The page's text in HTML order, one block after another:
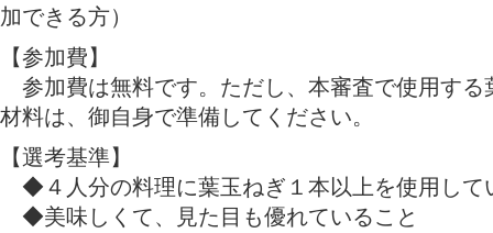
加できる方）
【参加費】
参加費は無料です。ただし、本審査で使用する
材料は、御自身で準備してください。
【選考基準】
◆４人分の料理に葉玉ねぎ１本以上を使用して
◆美味しくて、見た目も優れていること